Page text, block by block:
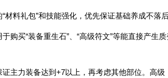
料礼包”和技能强化，优先保证基础养成不落后
购买“装备重生石”、“高级符文”等能直接产生质
主力装备达到+7以上，再考虑其他部位。高级